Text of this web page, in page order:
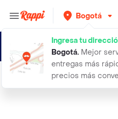
Bogotá
Ingresa tu
Bogotá. Mejor
entregas más
precios más
aceite lubricante y